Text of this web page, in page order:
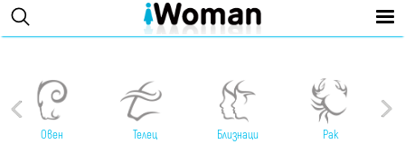
Овен Телец Близнаци Рак